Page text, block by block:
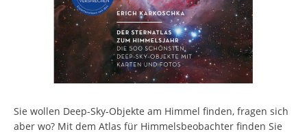
Sie wollen Deep-Sky-Objekte am Himmel finden, fragen sich
aber wo? Mit dem Atlas für Himmelsbeobachter finden Sie